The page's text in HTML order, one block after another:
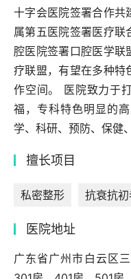
十字会医院签署合作共
属第五医院签署医疗联
腔医院签署口腔医学联
疗联盟，有望在多种特
作空间。 医院致力于
福，专科特色明显的
学、科研、预防、保健
擅长项目
私密整形 抗衰抗
医院地址
广东省广州市白云区